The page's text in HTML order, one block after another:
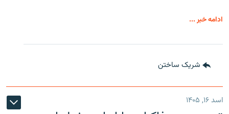
ادامه خبر ...
شریک ساختن
اسد ۱۶, ۱۴۰۵